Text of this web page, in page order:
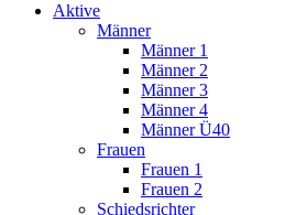
Aktive
Männer
Männer 1
Männer 2
Männer 3
Männer 4
Männer Ü40
Frauen
Frauen 1
Frauen 2
Schiedsrichter